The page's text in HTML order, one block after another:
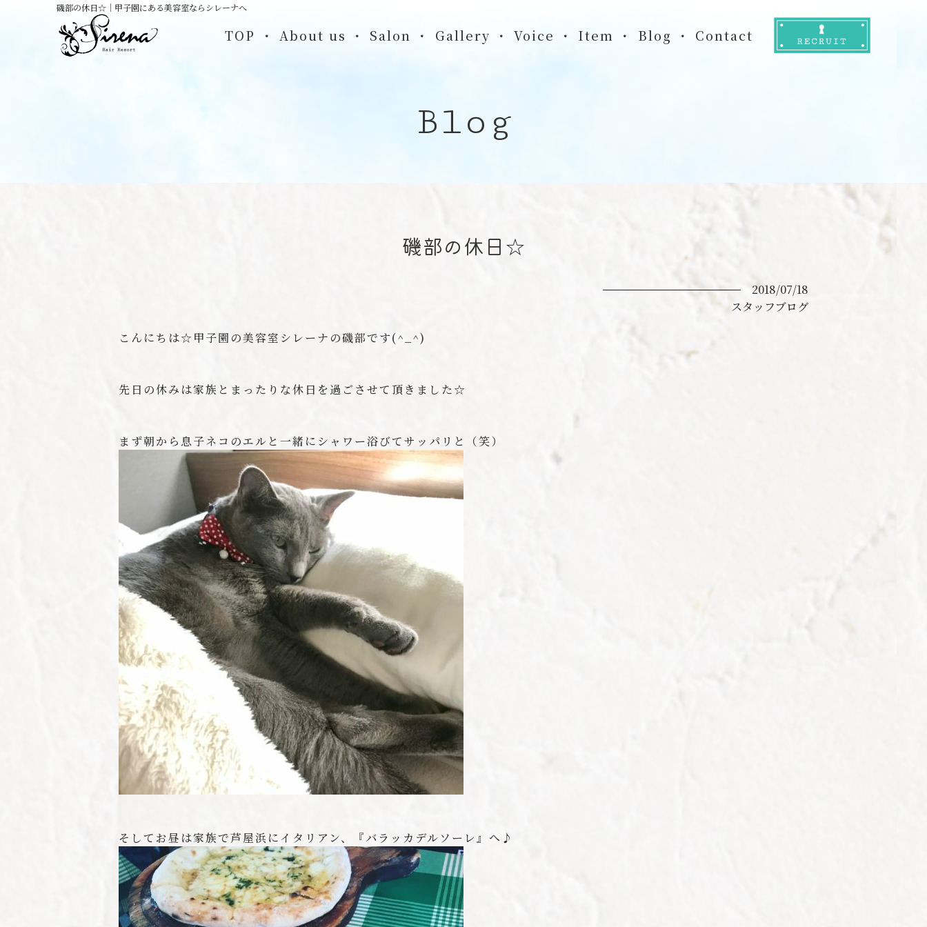
磯部の休日☆｜甲子園にある美容室ならシレーナへ
TOP About us Salon Gallery Voice Item Blog Contact
Blog
磯部の休日☆
2018/07/18
スタッフブログ
こんにちは☆甲子園の美容室シレーナの磯部です(^_^)
先日の休みは家族とまったりな休日を過ごさせて頂きました☆
まず朝から息子ネコのエルと一緒にシャワー浴びてサッパリと（笑）
そしてお昼は家族で芦屋浜にイタリアン、『バラッカデルソーレ』へ♪